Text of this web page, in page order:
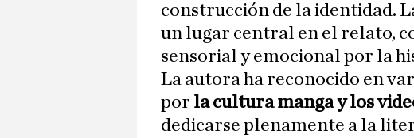
construcción de la identidad.
un lugar central en el relato,
sensorial y emocional por la
La autora ha reconocido en
por la cultura manga y los
dedicarse plenamente a la